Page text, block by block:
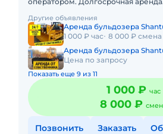
Краткосрочная а
Другие объявления
Аренда бульдозера
1 000 ₽ час 8 000 ₽ смена
Аренда бульдозера
Цена по запросу
Показать еще 9 из 11
1 000 ₽ час
8 000 ₽
Позвонить Заказать